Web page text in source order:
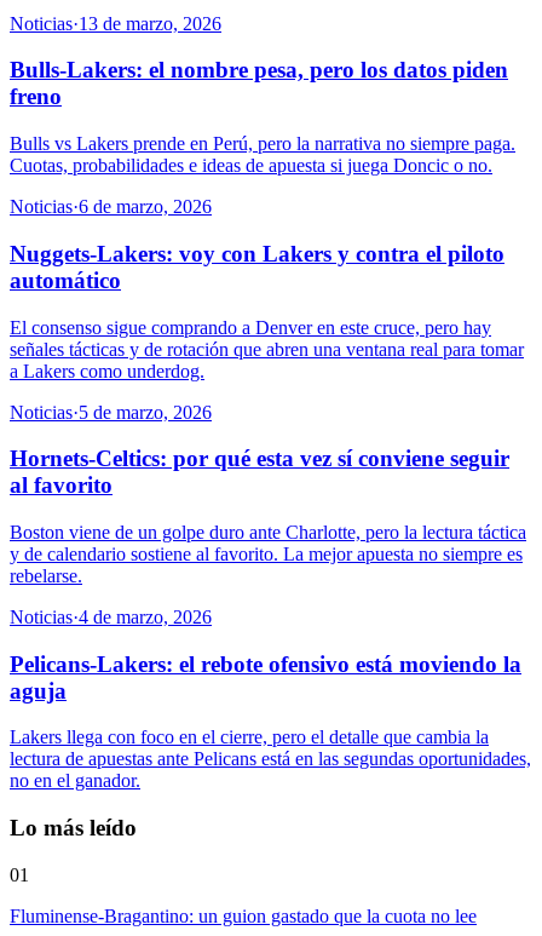
Noticias·13 de marzo, 2026
Bulls-Lakers: el nombre pesa, pero los datos piden
freno
Bulls vs Lakers prende en Perú, pero la narrativa no siempre paga.
Cuotas, probabilidades e ideas de apuesta si juega Doncic o no.
Noticias·6 de marzo, 2026
Nuggets-Lakers: voy con Lakers y contra el piloto
automático
El consenso sigue comprando a Denver en este cruce, pero hay
señales tácticas y de rotación que abren una ventana real para tomar
a Lakers como underdog.
Noticias·5 de marzo, 2026
Hornets-Celtics: por qué esta vez sí conviene seguir
al favorito
Boston viene de un golpe duro ante Charlotte, pero la lectura táctica
y de calendario sostiene al favorito. La mejor apuesta no siempre es
rebelarse.
Noticias·4 de marzo, 2026
Pelicans-Lakers: el rebote ofensivo está moviendo la
aguja
Lakers llega con foco en el cierre, pero el detalle que cambia la
lectura de apuestas ante Pelicans está en las segundas oportunidades,
no en el ganador.
Lo más leído
01
Fluminense-Bragantino: un guion gastado que la cuota no lee